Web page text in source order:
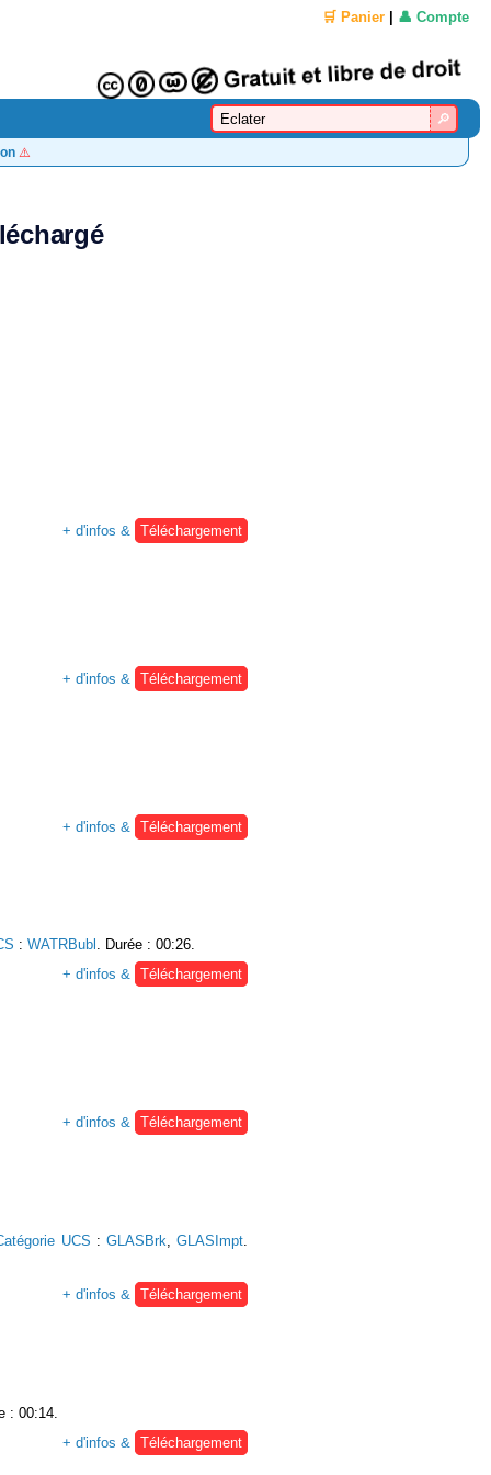
🛒 Panier 👤 Compte
⚠️
+ d'infos & Téléchargement
+ d'infos & Téléchargement
+ d'infos & Téléchargement
: WATRBubl . Durée : 00:26.
+ d'infos & Téléchargement
+ d'infos & Téléchargement
UCS : GLASBrk,GLASImpt.
+ d'infos & Téléchargement
: 00:14.
+ d'infos &
Téléchargement